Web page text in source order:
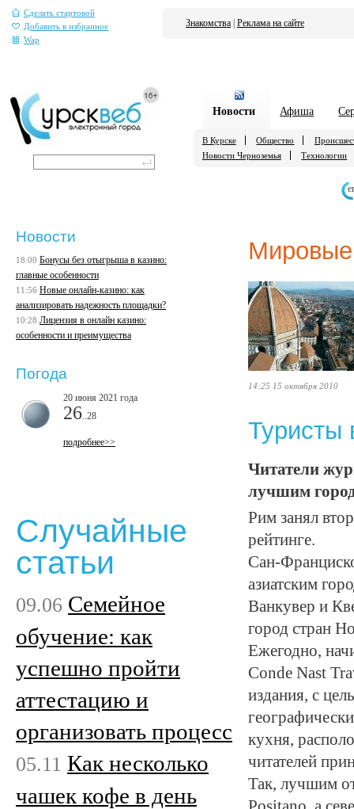
Сделать стартовой
Добавить в избранное
Wap
Знакомства Реклама на сайте
Новости Афиша
В Курске Общество
Новости Черноземья
Технологии
Мировые
14:25 15 октября 2010
Туристы
Читатели
лучшим
Рим занял
рейтинге.
Сан-
азиатским
Ванкувер и
город стран
Ежегодно,
Conde Nast
издания, с
кухня,
читателей
Так, лучшим
Новости
18:00 Бонусы без отыгрыша в казино:
главные особенности
11:56 Новые онлайн-казино: как
анализировать надежность площадки?
10:28 Лицензия в онлайн казино:
особенности и преимущества
Погода
20 июня 2021 года
26 ..28
подробнее>>
Случайные
статьи
09.06 Семейное
обучение: как
успешно пройти
аттестацию и
организовать процесс
05.11 Как несколько
чашек кофе в день